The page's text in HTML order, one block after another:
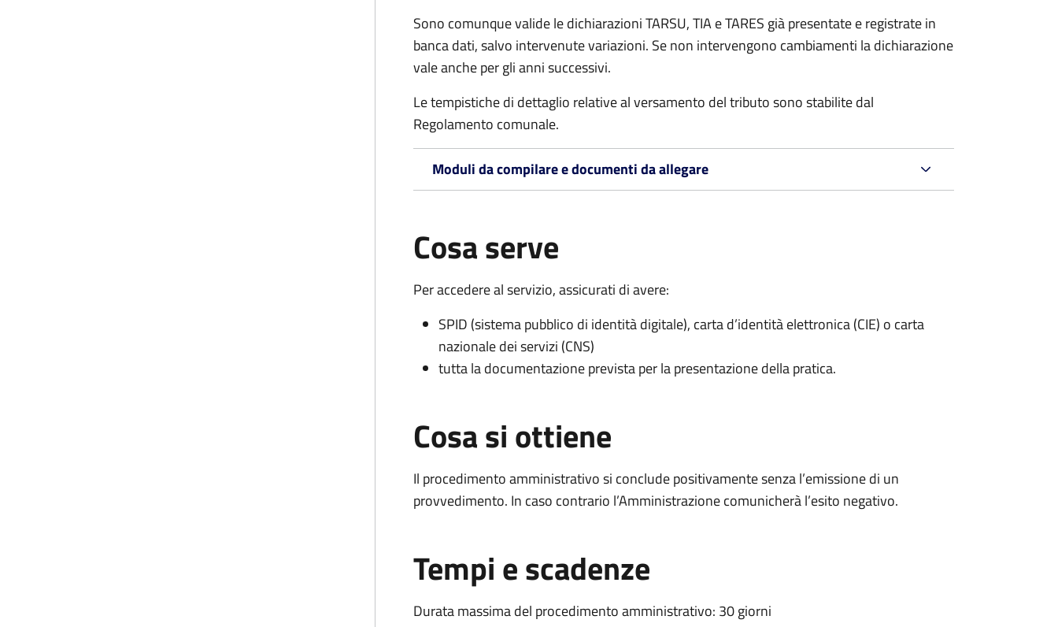
Sono comunque valide le dichiarazioni TARSU, TIA e TARES già presentate e registrate in
banca dati, salvo intervenute variazioni. Se non intervengono cambiamenti la dichiarazione
vale anche per gli anni successivi.
Le tempistiche di dettaglio relative al versamento del tributo sono stabilite dal
Regolamento comunale.
Moduli da compilare e documenti da allegare
Cosa serve
Per accedere al servizio, assicurati di avere:
SPID (sistema pubblico di identità digitale), carta d’identità elettronica (CIE) o carta
nazionale dei servizi (CNS)
tutta la documentazione prevista per la presentazione della pratica.
Cosa si ottiene
Il procedimento amministrativo si conclude positivamente senza l’emissione di un
provvedimento. In caso contrario l’Amministrazione comunicherà l’esito negativo.
Tempi e scadenze
Durata massima del procedimento amministrativo: 30 giorni